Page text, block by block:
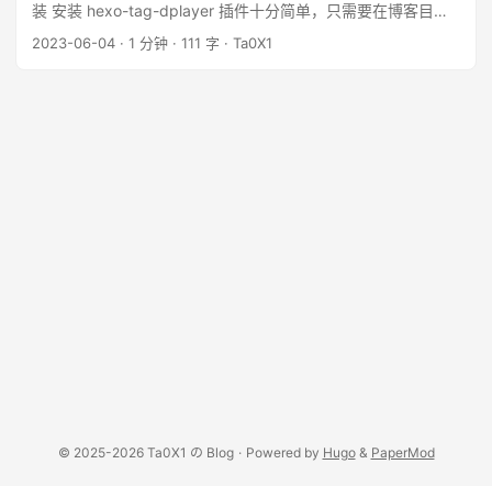
装 安装 hexo-tag-dplayer 插件十分简单，只需要在博客目录
执行 1 npm install hexo-tag-dplayer -s 语法 这是Markdown
2023-06-04 · 1 分钟 · 111 字 · Ta0X1
© 2025-2026 Ta0X1 の Blog · Powered by Hugo& PaperMod